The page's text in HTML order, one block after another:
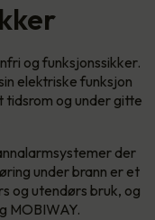
og funksjonssikker.
elektriske funksjon
tidsrom og under gitte
der
under brann er et
og utendørs bruk, og
MOBIWAY.